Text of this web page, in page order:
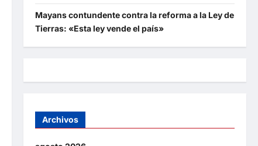
Mayans contundente contra la reforma a la Ley de
Tierras: «Esta ley vende el país»
Archivos